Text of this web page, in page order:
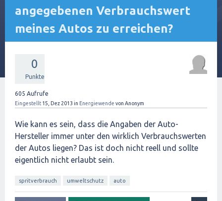
angegebenen Verbrauchswert
meines Autos zu erreichen?
0
Punkte
605 Aufrufe
Eingestellt 15, Dez 2013 in Energiewende von Anonym
Wie kann es sein, dass die Angaben der Auto-
Hersteller immer unter den wirklich Verbrauchswerten
der Autos liegen? Das ist doch nicht reell und sollte
eigentlich nicht erlaubt sein.
spritverbrauch umweltschutz auto